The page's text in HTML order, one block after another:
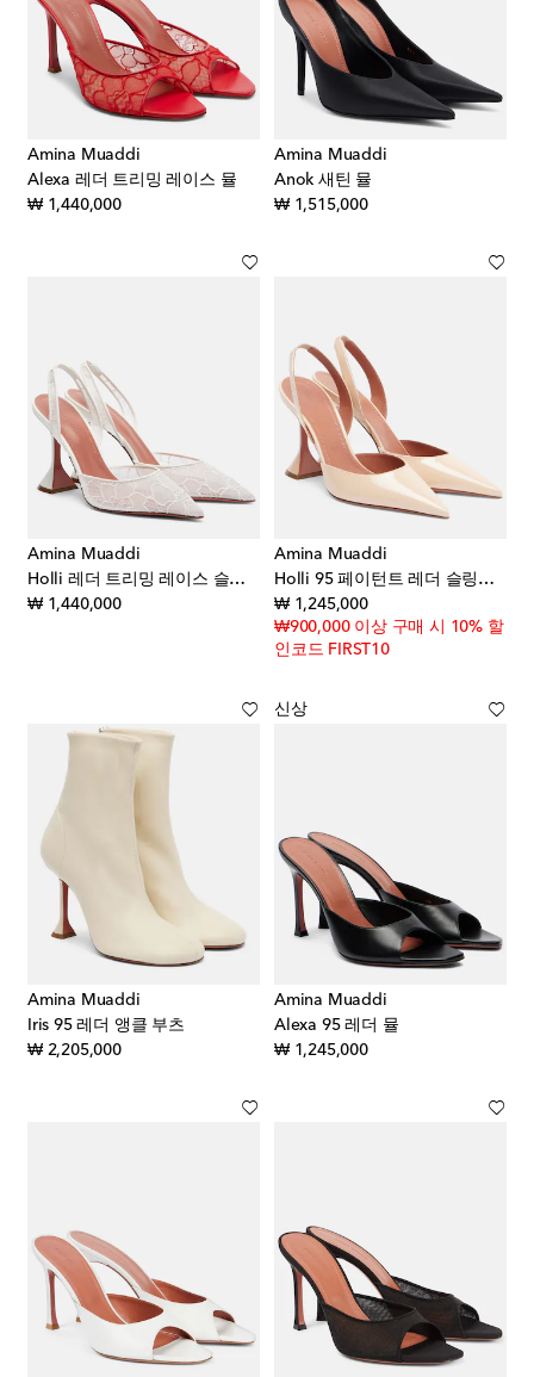
Amina Muaddi
Alexa 레더 트리밍 레이스 뮬
₩ 1,440,000original price
Amina Muaddi
Anok 새틴 뮬
₩ 1,515,000original price
Amina Muaddi
Holli 레더 트리밍 레이스 슬링백 펌프스
₩ 1,440,000original price
Amina Muaddi
Holli 95 페이턴트 레더 슬링백 펌프스
₩ 1,245,000original price
₩900,000 이상 구매 시 10% 할
인코드 FIRST10
Amina Muaddi
Iris 95 레더 앵클 부츠
₩ 2,205,000original price
신상
Amina Muaddi
Alexa 95 레더 뮬
₩ 1,245,000original price